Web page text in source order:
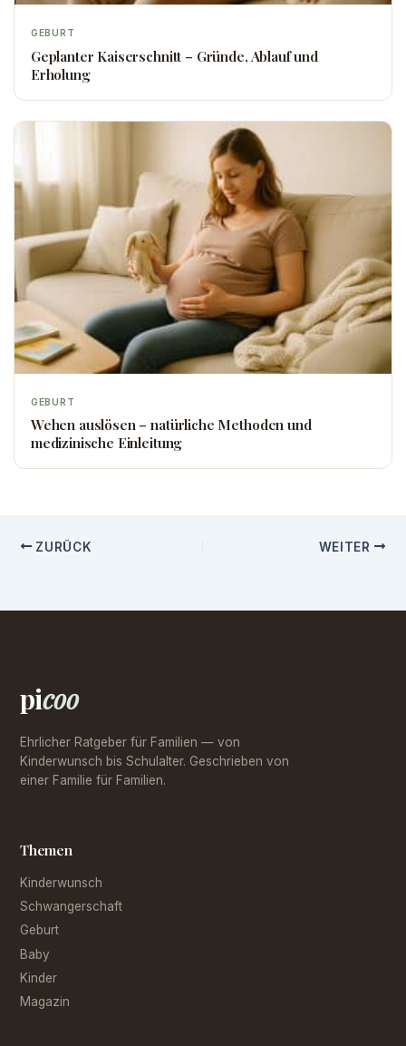
GEBURT
Geplanter Kaiserschnitt – Gründe, Ablauf und
Erholung
GEBURT
Wehen auslösen – natürliche Methoden und
medizinische Einleitung
ZURÜCK WEITER
picoo
Ehrlicher Ratgeber für Familien — von
Kinderwunsch bis Schulalter. Geschrieben von
einer Familie für Familien.
Themen
Kinderwunsch
Schwangerschaft
Geburt
Baby
Kinder
Magazin